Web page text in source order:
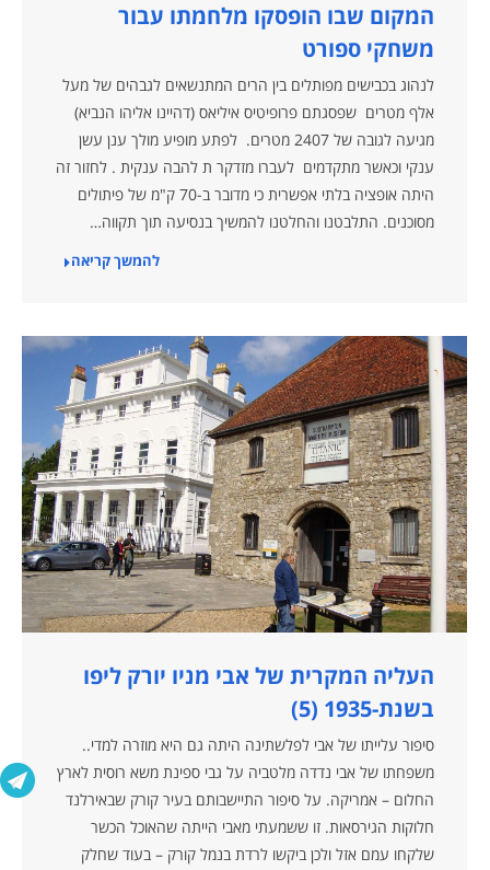
המקום שבו הופסקו מלחמתו עבור
משחקי ספורט
לנהוג בכבישים מפותלים בין הרים המתנשאים לגבהים של מעל
אלף מטרים שפסגתם פרופיטיס איליאס (דהיינו אליהו הנביא)
מגיעה לגובה של 2407 מטרים. לפתע מופיע מולך ענן עשן
ענקי וכאשר מתקדמים לעברו מזדקר ת להבה ענקית . לחזור זה
היתה אופציה בלתי אפשרית כי מדובר ב-70 ק"מ של פיתולים
מסוכנים. התלבטנו והחלטנו להמשיך בנסיעה תוך תקווה…
להמשך קריאה
העליה המקרית של אבי מניו יורק ליפו
בשנת-1935 (5)
סיפור עלייתו של אבי לפלשתינה היתה גם היא מוזרה למדי..
משפחתו של אבי נדדה מלטביה על גבי ספינת משא רוסית לארץ
החלום – אמריקה. על סיפור התיישבותם בעיר קורק שבאירלנד
חלוקות הגירסאות. זו ששמעתי מאבי הייתה שהאוכל הכשר
שלקחו עמם אזל ולכן ביקשו לרדת בנמל קורק – בעוד שחלק